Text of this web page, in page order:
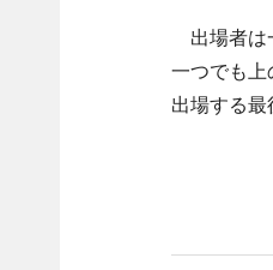
出場者は
一つでも上
出場する最